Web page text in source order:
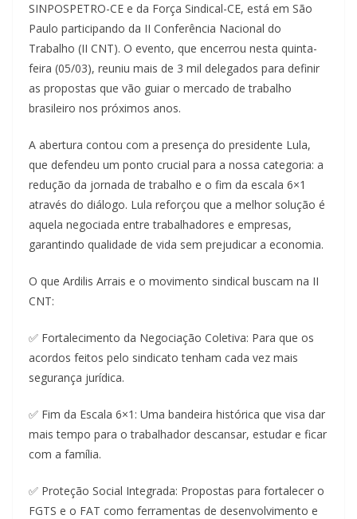
SINPOSPETRO-CE e da Força Sindical-CE, está em São
Paulo participando da II Conferência Nacional do
Trabalho (II CNT). O evento, que encerrou nesta quinta-
feira (05/03), reuniu mais de 3 mil delegados para definir
as propostas que vão guiar o mercado de trabalho
brasileiro nos próximos anos.
A abertura contou com a presença do presidente Lula,
que defendeu um ponto crucial para a nossa categoria: a
redução da jornada de trabalho e o fim da escala 6×1
através do diálogo. Lula reforçou que a melhor solução é
aquela negociada entre trabalhadores e empresas,
garantindo qualidade de vida sem prejudicar a economia.
O que Ardilis Arrais e o movimento sindical buscam na II
CNT:
✅ Fortalecimento da Negociação Coletiva: Para que os
acordos feitos pelo sindicato tenham cada vez mais
segurança jurídica.
✅ Fim da Escala 6×1: Uma bandeira histórica que visa dar
mais tempo para o trabalhador descansar, estudar e ficar
com a família.
✅ Proteção Social Integrada: Propostas para fortalecer o
FGTS e o FAT como ferramentas de desenvolvimento e